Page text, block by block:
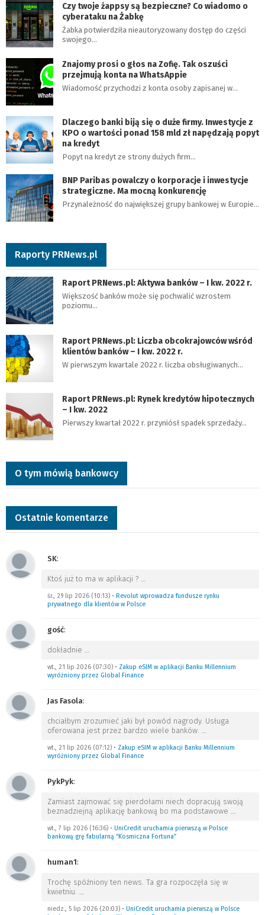
Czy twoje żappsy są bezpieczne? Co wiadomo o
cyberataku na Żabkę
Żabka potwierdziła nieautoryzowany dostęp do części
swojego…
Znajomy prosi o głos na Zofię. Tak oszuści
przejmują konta na WhatsAppie
Wiadomość przychodzi z konta osoby zapisanej w…
Dlaczego banki biją się o duże firmy. Inwestycje z
KPO o wartości ponad 158 mld zł napędzają popyt
na kredyt
Popyt na kredyt ze strony dużych firm…
BNP Paribas powalczy o korporacje i inwestycje
strategiczne. Ma mocną konkurencję
Przynależność do największej grupy bankowej w Europie…
Raporty PRNews.pl
Raport PRNews.pl: Aktywa banków – I kw. 2022 r.
Większość banków może się pochwalić wzrostem
poziomu…
Raport PRNews.pl: Liczba obcokrajowców wśród
klientów banków – I kw. 2022 r.
W pierwszym kwartale 2022 r. liczba obsługiwanych…
Raport PRNews.pl: Rynek kredytów hipotecznych
– I kw. 2022
Pierwszy kwartał 2022 r. przyniósł spadek sprzedaży…
O tym mówią bankowcy
Ostatnie komentarze
SK:
Ktoś już to ma w aplikacji ?
śr., 29 lip 2026 (10:13) • Revolut wprowadza fundusze rynku
prywatnego dla klientów w Polsce
gość:
dokładnie
wt., 21 lip 2026 (07:30) • Zakup eSIM w aplikacji Banku Millennium
wyróżniony przez Global Finance
Jas Fasola:
chciałbym zrozumieć jaki był powód nagrody. Usługa
oferowana jest przez bardzo wiele banków.
wt., 21 lip 2026 (07:12) • Zakup eSIM w aplikacji Banku Millennium
wyróżniony przez Global Finance
PykPyk:
Zamiast zajmować się pierdołami niech dopracują swoją
beznadziejną aplikację bankową bo ma podstawowe
wt., 7 lip 2026 (16:36) • UniCredit uruchamia pierwszą w Polsce
bankową grę fabularną “Kosmiczna Fortuna”
human1:
Trochę spóźniony ten news. Ta gra rozpoczęła się w
kwietniu.
niedz., 5 lip 2026 (20:03) • UniCredit uruchamia pierwszą w Polsce